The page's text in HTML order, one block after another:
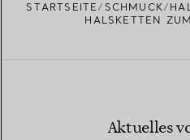
STARTSEITE SCHMUCK
HALSKETTEN
Aktuelles